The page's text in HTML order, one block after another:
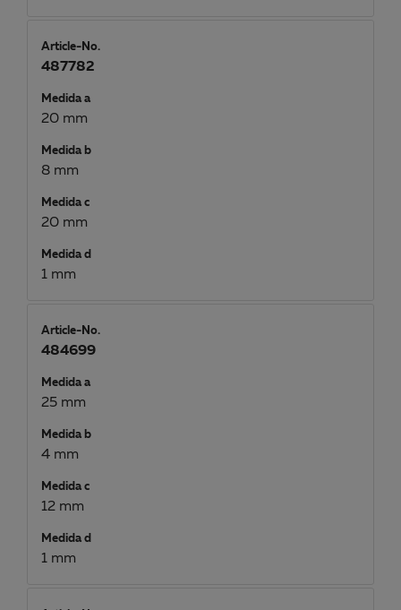
Article-No.
487782
Medida a
20 mm
Medida b
8 mm
Medida c
20 mm
Medida d
1 mm
Article-No.
484699
Medida a
25 mm
Medida b
4 mm
Medida c
12 mm
Medida d
1 mm